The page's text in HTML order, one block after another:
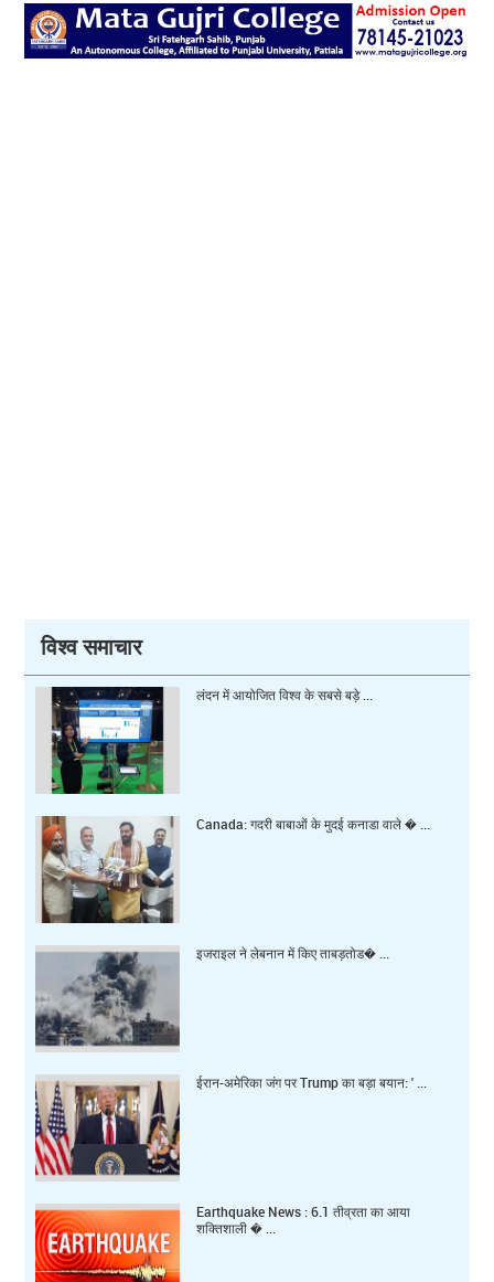
विश्व समाचार
लंदन में आयोजित विश्व के सबसे बड़े ...
Canada: गदरी बाबाओं के मुदई कनाडा वाले � ...
इजराइल ने लेबनान में किए ताबड़तोड� ...
ईरान-अमेरिका जंग पर Trump का बड़ा बयान: ' ...
Earthquake News : 6.1 तीव्रता का आया
शक्तिशाली � ...